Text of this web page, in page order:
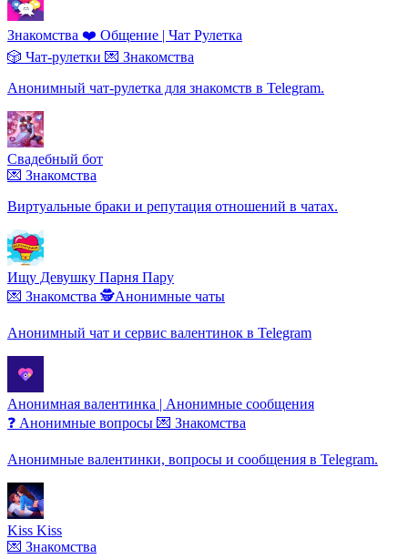
Знакомства ❤️ Общение | Чат Рулетка
🎲 Чат-рулетки 💌 Знакомства
Анонимный чат-рулетка для знакомств в Telegram.
Свадебный бот
💌 Знакомства
Виртуальные браки и репутация отношений в чатах.
Ищу Девушку Парня Пару
💌 Знакомства 🕵️Анонимные чаты
Анонимный чат и сервис валентинок в Telegram
Анонимная валентинка | Анонимные сообщения
❓ Анонимные вопросы 💌 Знакомства
Анонимные валентинки, вопросы и сообщения в Telegram.
Kiss Kiss
💌 Знакомства